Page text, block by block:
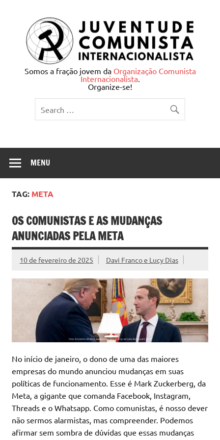
Juventude Comunista
Internacionalista
Somos a fração jovem da Organização Comunista
Internacionalista.
Organize-se!
MENU
TAG: META
OS COMUNISTAS E AS MUDANÇAS
ANUNCIADAS PELA META
10 de fevereiro de 2025 Davi Franco e Lucy Dias
No início de janeiro, o dono de uma das maiores
empresas do mundo anunciou mudanças em suas
políticas de funcionamento. Esse é Mark Zuckerberg, da
Meta, a gigante que comanda Facebook, Instagram,
Threads e o Whatsapp. Como comunistas, é nosso dever
não sermos alarmistas, mas compreender. Podemos
afirmar sem sombra de dúvidas que essas mudanças